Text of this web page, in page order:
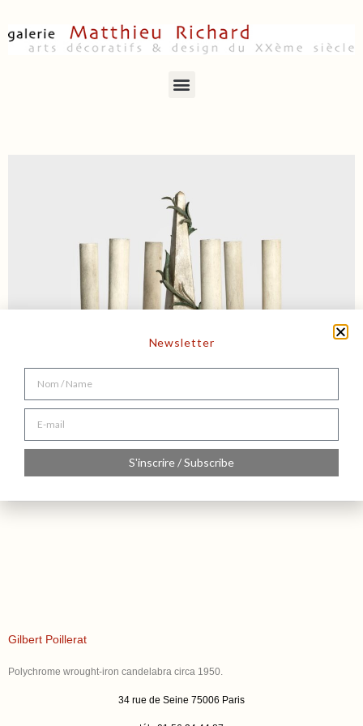
Gilbert Poillerat
Polychrome wrought-iron candelabra circa 1950.
34 rue de Seine 75006 Paris
Newsletter
S'inscrire / Subscribe